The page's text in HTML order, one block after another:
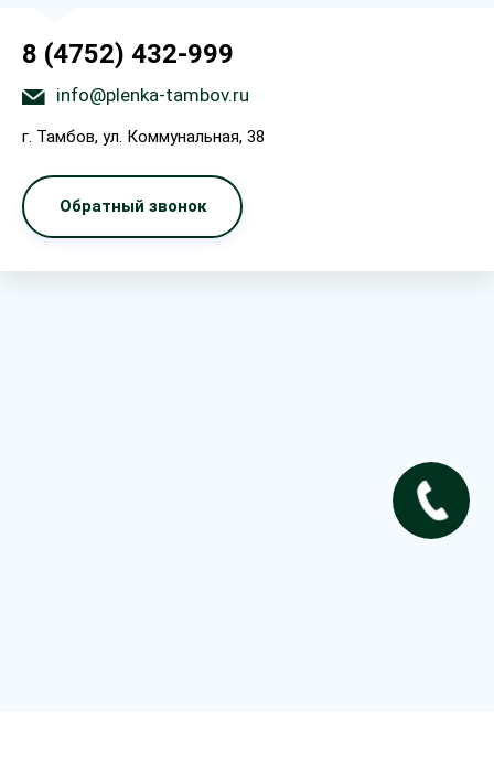
8 (4752) 432-999
info@plenka-tambov.ru
г. Тамбов, ул. Коммунальная, 38
Обратный звонок